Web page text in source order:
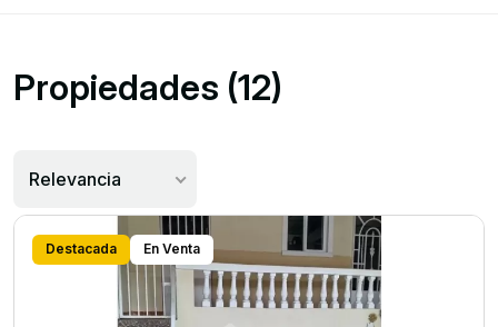
Propiedades (12)
Relevancia
Destacada En Venta